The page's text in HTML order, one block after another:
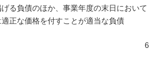
る負債のほか、事業年度の末日において
正な価格を付すことが適当な負債
6